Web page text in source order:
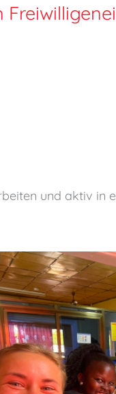
und aktiv in